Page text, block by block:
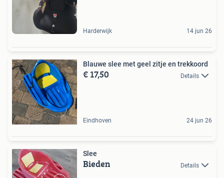
Harderwijk 14 jun 26
Blauwe slee met geel zitje en trekkoord
€ 17,50 Details
Eindhoven 24 jun 26
Slee
Bieden Details